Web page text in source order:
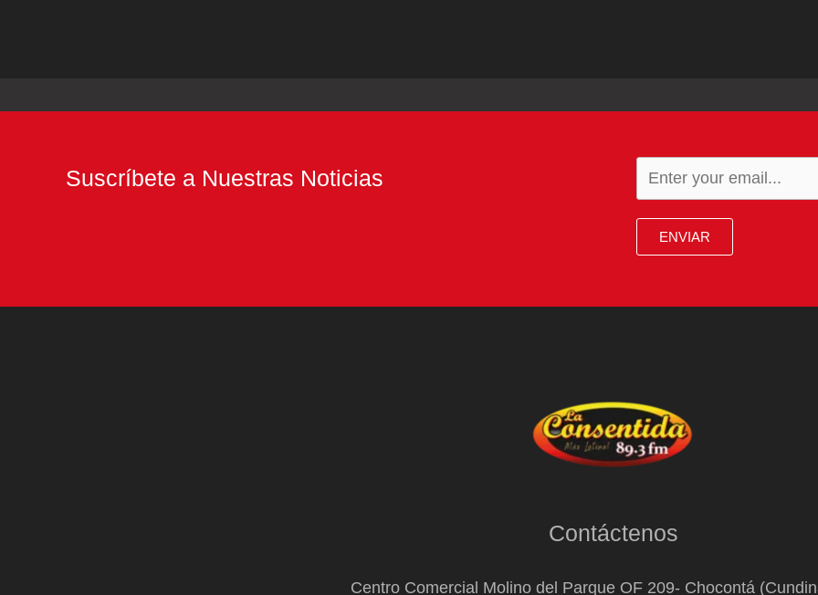
Suscríbete a Nuestras Noticias
ENVIAR
Contáctenos
Centro Comercial Molino del Parque OF 209- Chocontá